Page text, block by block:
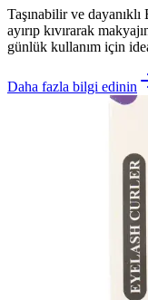
Taşınabilir ve
ayırıp kıvırarak
günlük kullanım için
Daha fazla bilgi edinin